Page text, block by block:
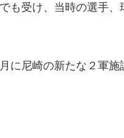
も受け、当時の選手
に尼崎の新たな２軍